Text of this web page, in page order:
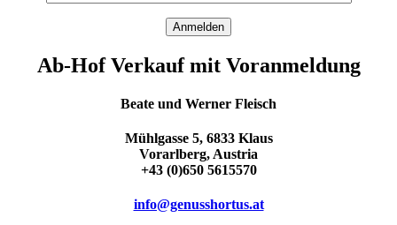
Ab-Hof Verkauf mit Voranmeldung
Beate und Werner Fleisch
Mühlgasse 5, 6833 Klaus
Vorarlberg, Austria
+43 (0)650 5615570
info@genusshortus.at